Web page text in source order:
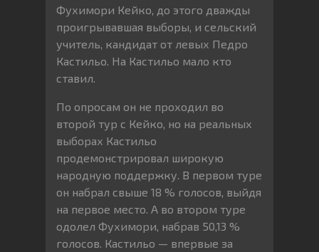
Фухимори Кейко, до этого дважды
проигрывавшая выборы, и сельский
учитель, кандидат от левых Педро
Кастильо. На Кастильо мало кто
ставил.
По опросам он не проходил во
второй тур с Кейко, но на реальных
выборах Кастильо
продемонстрировал широкую
народную поддержку. В первом туре
он набрал свыше 18 % голосов, выйдя
на первое место. А во втором туре
одолел Фухимори, набрав 50,13 %
голосов. Кастильо — впервые за